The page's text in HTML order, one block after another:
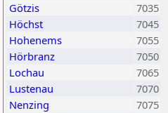
Götzis
7035
Höchst
7045
Hohenems
7055
Hörbranz
7050
Lochau
7065
Lustenau
7070
Nenzing
7075